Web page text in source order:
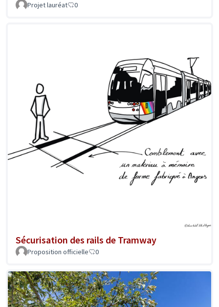
Projet lauréat 0
Sécurisation des rails de Tramway
Proposition officielle 0